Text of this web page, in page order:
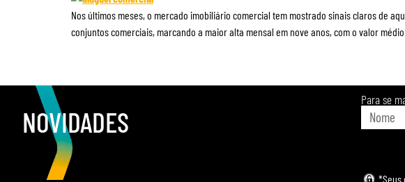
Nos últimos meses, o mercado imobiliário comercial tem mostrado sinais claros de
conjuntos comerciais, marcando a maior alta mensal em nove anos, com o valor
NOVIDADES
Para se
*Seus